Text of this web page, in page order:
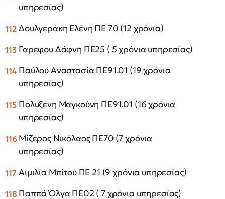
υπηρεσίας)
Δουλγεράκη Ελένη ΠΕ 70 (12 χρόνια)
Γαρεφου Δάφνη ΠΕ25 ( 5 χρόνια υπηρεσίας)
Παύλου Αναστασία ΠΕ91.01 (19 χρόνια
υπηρεσίας)
Πολυξένη Μαγκούνη ΠΕ91.01 (16 χρόνια
υπηρεσίας)
Μίζερος Νικόλαος ΠΕ70 (7 χρόνια
υπηρεσίας)
Αιμιλία Μπίτου ΠΕ 21 (9 χρόνια υπηρεσίας)
Παππά Όλγα ΠΕ02 ( 7 χρόνια υπηρεσίας)